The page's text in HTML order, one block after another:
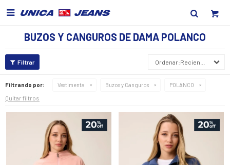

BUZOS Y CANGUROS DE DAMA POLANCO
Recientes
Filtrando por: Vestimenta Buzos y Canguros POLANCO
Quitar filtros